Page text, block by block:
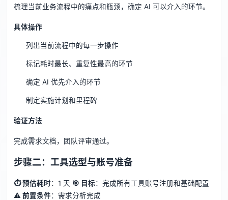
梳理当前业务流程中的痛点和瓶颈，确定 AI 可以介入的环节。
具体操作
列出当前流程中的每一步操作
标记耗时最长、重复性最高的环节
确定 AI 优先介入的环节
制定实施计划和里程碑
验证方法
完成需求文档，团队评审通过。
步骤二：工具选型与账号准备
⏱ 预估耗时：1 天 🎯 目标：完成所有工具账号注册和基础配置
⚠️ 前置条件：需求分析完成